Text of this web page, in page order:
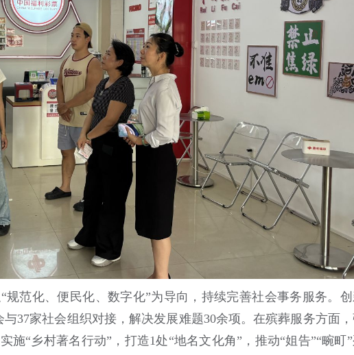
规范化、便民化、数字化”为导向，持续完善社会事务服务。
37家社会组织对接，解决发展难题30余项。在殡葬服务方面
施“乡村著名行动”，打造1处“地名文化角”，推动“姐告”“畹町